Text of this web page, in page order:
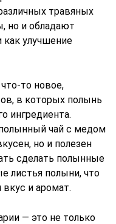
травяных
но и обладают
улучшение
то новое,
в которых полынь
ингредиента.
чай с медом
но и полезен
сделать полынные
листья полыни, что
и аромат.
— это не только